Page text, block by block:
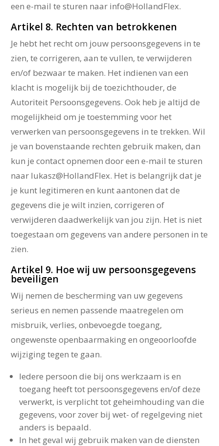
een e-mail te sturen naar info@HollandFlex.
Artikel 8. Rechten van betrokkenen
Je hebt het recht om jouw persoonsgegevens in te
zien, te corrigeren, aan te vullen, te verwijderen
en/of bezwaar te maken. Het indienen van een
klacht is mogelijk bij de toezichthouder, de
Autoriteit Persoonsgegevens. Ook heb je altijd de
mogelijkheid om je toestemming voor het
verwerken van persoonsgegevens in te trekken. Wil
je van bovenstaande rechten gebruik maken, dan
kun je contact opnemen door een e-mail te sturen
naar lukasz@HollandFlex. Het is belangrijk dat je
je kunt legitimeren en kunt aantonen dat de
gegevens die je wilt inzien, corrigeren of
verwijderen daadwerkelijk van jou zijn. Het is niet
toegestaan om gegevens van andere personen in te
zien.
Artikel 9. Hoe wij uw persoonsgegevens
beveiligen
Wij nemen de bescherming van uw gegevens
serieus en nemen passende maatregelen om
misbruik, verlies, onbevoegde toegang,
ongewenste openbaarmaking en ongeoorloofde
wijziging tegen te gaan.
Iedere persoon die bij ons werkzaam is en
toegang heeft tot persoonsgegevens en/of deze
verwerkt, is verplicht tot geheimhouding van die
gegevens, voor zover bij wet- of regelgeving niet
anders is bepaald.
In het geval wij gebruik maken van de diensten